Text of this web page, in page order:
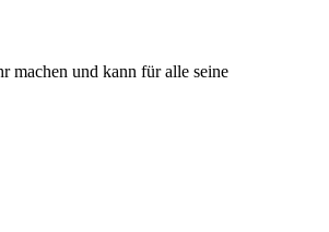
machen und kann für alle seine